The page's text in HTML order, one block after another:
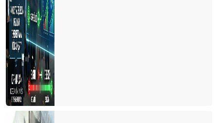
TURİZM DOĞAYA MUHTAÇ
BİR ZAMANLAR ‘PAS’ VARDI
RUS TURİST RUBLE’NİN ALTINDA KALDI
GÜNLÜK TURİST GELİŞİ 100 BİNE DAYANDI
KARPUZ
Bayramda Antalya’ya gelecek olanlara çağrım: Müze kartınızla
gelin